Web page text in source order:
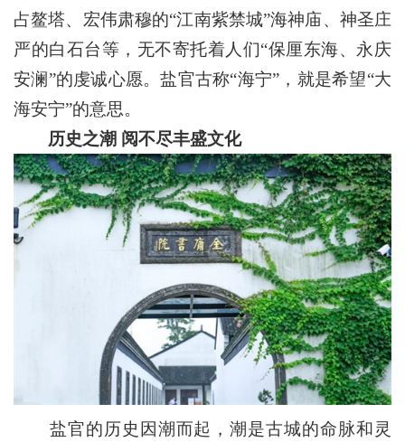
占鳌塔、宏伟肃穆的“江南紫禁城”海神庙、神圣庄
严的白石台等，无不寄托着人们“保厘东海、永庆
安澜”的虔诚心愿。盐官古称“海宁”，就是希望“大
海安宁”的意思。
历史之潮 阅不尽丰盛文化
盐官的历史因潮而起，潮是古城的命脉和灵